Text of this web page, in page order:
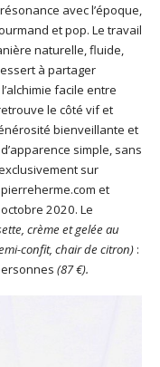
avec l’époque,
et pop. Le travail
naturelle, fluide,
à partager
facile entre
le côté vif et
bienveillante et
simple, sans
sur
et
2020. Le
crème et gelée au
confit, chair de citron) :
(87 €).